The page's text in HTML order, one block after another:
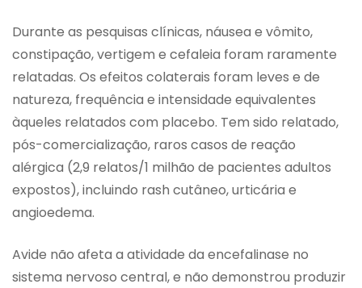
Durante as pesquisas clínicas, náusea e vômito,
constipação, vertigem e cefaleia foram raramente
relatadas. Os efeitos colaterais foram leves e de
natureza, frequência e intensidade equivalentes
àqueles relatados com placebo. Tem sido relatado,
pós-comercialização, raros casos de reação
alérgica (2,9 relatos/1 milhão de pacientes adultos
expostos), incluindo rash cutâneo, urticária e
angioedema.
Avide não afeta a atividade da encefalinase no
sistema nervoso central, e não demonstrou produzir